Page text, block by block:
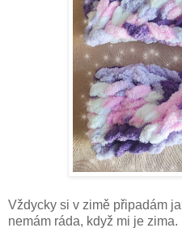
Vždycky si v zimě připadám
nemám ráda, když mi je zima.